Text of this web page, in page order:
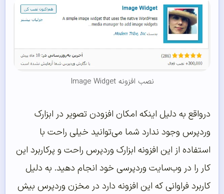
نصب افزونه Image Widget
درواقع به دلیل اینکه امکان افزودن تصویر در ابزارک
وردپرس وجود ندارد شما می‌توانید خیلی راحت با
استفاده از این افزونه ابزارک وردپرس راحت و پرکاربرد این
کار را در وب‌سایت وردپرسی خود انجام دهید. به دلیل
کاربرد فراوانی که این افزونه دارد در مخزن وردپرس بیش